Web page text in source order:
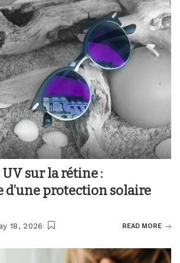
UV sur la rétine :
d’une protection solaire
18, 2026 READ MORE